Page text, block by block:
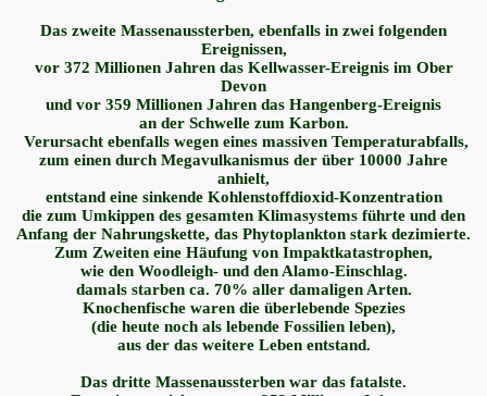
Das zweite Massenaussterben, ebenfalls in zwei folgenden
Ereignissen,
vor 372 Millionen Jahren das Kellwasser-Ereignis im Ober
Devon
und vor 359 Millionen Jahren das Hangenberg-Ereignis
an der Schwelle zum Karbon.
Verursacht ebenfalls wegen eines massiven Temperaturabfalls,
zum einen durch Megavulkanismus der über 10000 Jahre
anhielt,
entstand eine sinkende Kohlenstoffdioxid-Konzentration
die zum Umkippen des gesamten Klimasystems führte und den
Anfang der Nahrungskette, das Phytoplankton stark dezimierte.
Zum Zweiten eine Häufung von Impaktkatastrophen,
wie den Woodleigh- und den Alamo-Einschlag.
damals starben ca. 70% aller damaligen Arten.
Knochenfische waren die überlebende Spezies
(die heute noch als lebende Fossilien leben),
aus der das weitere Leben entstand.
Das dritte Massenaussterben war das fatalste.